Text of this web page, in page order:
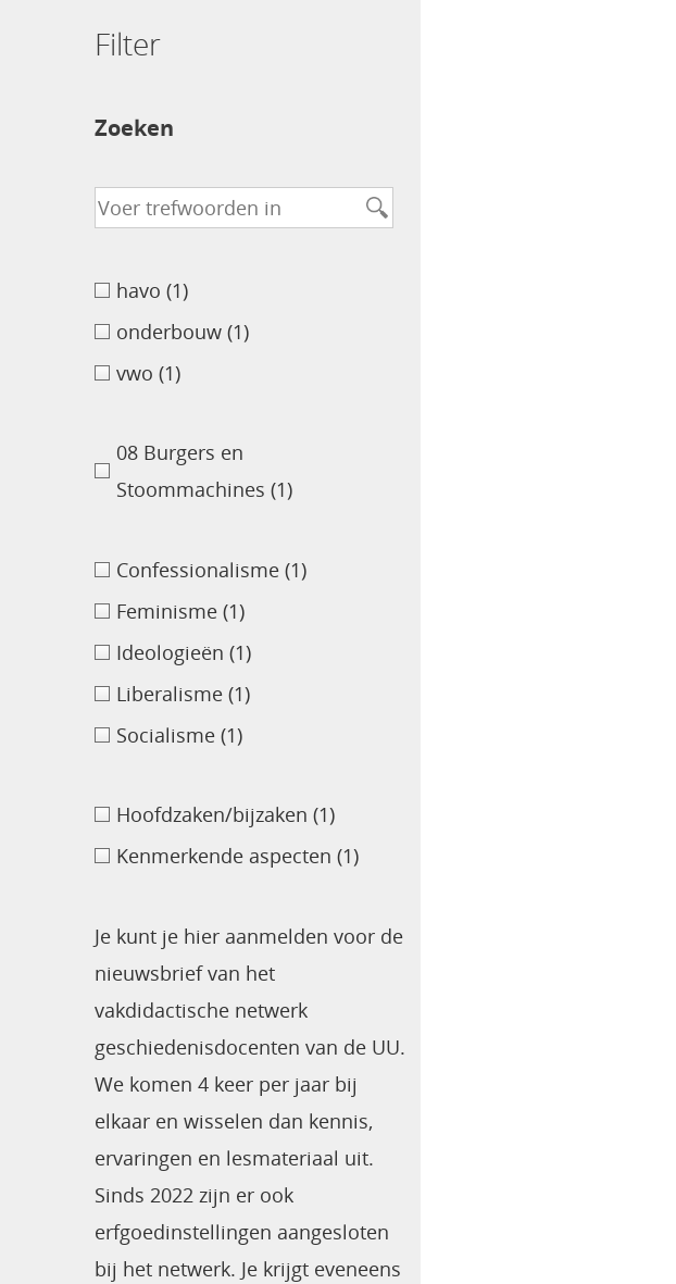
Filter
Zoeken
havo (1)
onderbouw (1)
vwo (1)
08 Burgers en
Stoommachines (1)
Confessionalisme (1)
Feminisme (1)
Ideologieën (1)
Liberalisme (1)
Socialisme (1)
Hoofdzaken/bijzaken (1)
Kenmerkende aspecten (1)
Je kunt je hier aanmelden voor de
nieuwsbrief van het
vakdidactische netwerk
geschiedenisdocenten van de UU.
We komen 4 keer per jaar bij
elkaar en wisselen dan kennis,
ervaringen en lesmateriaal uit.
Sinds 2022 zijn er ook
erfgoedinstellingen aangesloten
bij het netwerk. Je krijgt eveneens